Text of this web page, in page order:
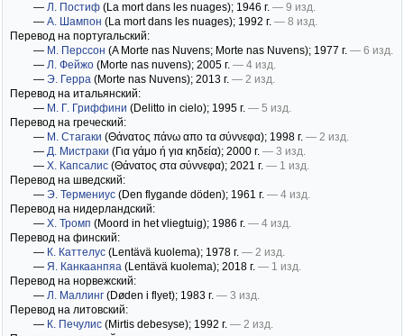
— Л. Постиф (La mort dans les nuages); 1946 г. — 9 изд.
— А. Шампон (La mort dans les nuages); 1992 г. — 8 изд.
Перевод на португальский:
— М. Перссон (A Morte nas Nuvens; Morte nas Nuvens); 1977 г. — 6 изд.
— Л. Фейжо (Morte nas nuvens); 2005 г. — 4 изд.
— Э. Герра (Morte nas Nuvens); 2013 г. — 2 изд.
Перевод на итальянский:
— М. Г. Гриффини (Delitto in cielo); 1995 г. — 5 изд.
Перевод на греческий:
— М. Стагаки (Θάνατος πάνω απο τα σύννεφα); 1998 г. — 2 изд.
— Д. Мистраки (Για γάμο ή για κηδεία); 2000 г. — 3 изд.
— Х. Капсалис (Θάνατος στα σύννεφα); 2021 г. — 1 изд.
Перевод на шведский:
— Э. Термениус (Den flygande döden); 1961 г. — 4 изд.
Перевод на нидерландский:
— Х. Тромп (Moord in het vliegtuig); 1986 г. — 4 изд.
Перевод на финский:
— К. Каттелус (Lentävä kuolema); 1978 г. — 2 изд.
— Я. Канкаанпяа (Lentävä kuolema); 2018 г. — 1 изд.
Перевод на норвежский:
— Л. Маллинг (Døden i flyet); 1983 г. — 3 изд.
Перевод на литовский:
— К. Печулис (Mirtis debesyse); 1992 г. — 2 изд.